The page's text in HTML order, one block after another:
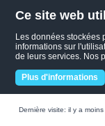
Ce site web
Les données stockées
informations sur
de leurs services. Nos
Plus d'informations
Dernière visite: il y a moins